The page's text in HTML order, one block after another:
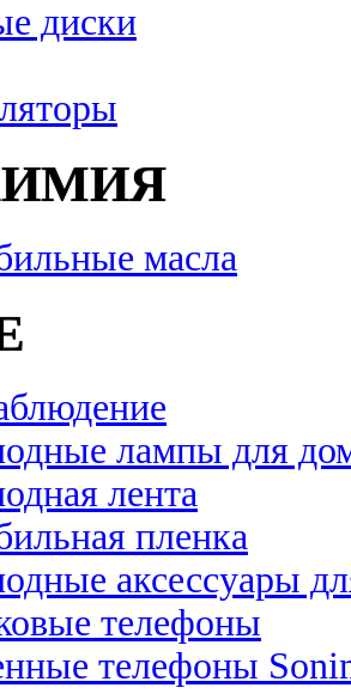
диски
масла
лампы для
лента
пленка
аксессуары
телефоны
телефоны